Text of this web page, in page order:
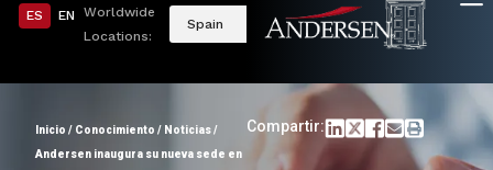
ES EN
Worldwide
Locations:
Spain
Inicio / Conocimiento / Noticias/
Andersen inaugura su nueva sede en
Compartir: